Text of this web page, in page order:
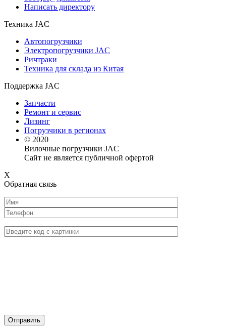
Написать директору
Техника JAC
Автопогрузчики
Электропогрузчики JAC
Ричтраки
Техника для склада из Китая
Поддержка JAC
Запчасти
Ремонт и сервис
Лизинг
Погрузчики в регионах
© 2020
Вилочные погрузчики JAC
Сайт не является публичной офертой
X
Обратная связь